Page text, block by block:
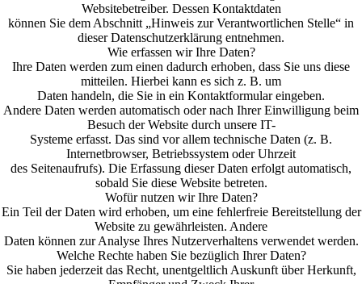
Websitebetreiber. Dessen Kontaktdaten
können Sie dem Abschnitt „Hinweis zur Verantwortlichen Stelle“ in
dieser Datenschutzerklärung entnehmen.
Wie erfassen wir Ihre Daten?
Ihre Daten werden zum einen dadurch erhoben, dass Sie uns diese
mitteilen. Hierbei kann es sich z. B. um
Daten handeln, die Sie in ein Kontaktformular eingeben.
Andere Daten werden automatisch oder nach Ihrer Einwilligung beim
Besuch der Website durch unsere IT-
Systeme erfasst. Das sind vor allem technische Daten (z. B.
Internetbrowser, Betriebssystem oder Uhrzeit
des Seitenaufrufs). Die Erfassung dieser Daten erfolgt automatisch,
sobald Sie diese Website betreten.
Wofür nutzen wir Ihre Daten?
Ein Teil der Daten wird erhoben, um eine fehlerfreie Bereitstellung der
Website zu gewährleisten. Andere
Daten können zur Analyse Ihres Nutzerverhaltens verwendet werden.
Welche Rechte haben Sie bezüglich Ihrer Daten?
Sie haben jederzeit das Recht, unentgeltlich Auskunft über Herkunft,